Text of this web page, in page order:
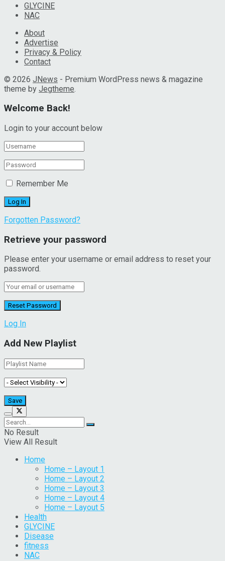
GLYCINE
NAC
About
Advertise
Privacy & Policy
Contact
© 2026 JNews - Premium WordPress news & magazine
theme by Jegtheme
Welcome Back!
Login to your account below
Remember Me
Forgotten Password?
Retrieve your password
Please enter your username or email address to reset your
password.
Log In
Add New Playlist
No Result
View All Result
Home
Home – Layout 1
Home – Layout 2
Home – Layout 3
Home – Layout 4
Home – Layout 5
Health
GLYCINE
Disease
fitness
NAC